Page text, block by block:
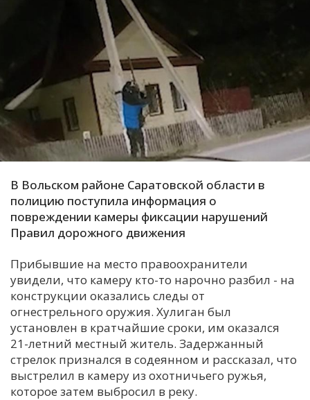
Е
И
К
М
Н
Р
С
Т
У
Х
Ч
В Вольском районе Саратовской области в
полицию поступила информация о
повреждении камеры фиксации нарушений
Правил дорожного движения
Прибывшие на место правоохранители
увидели, что камеру кто-то нарочно разбил - на
конструкции оказались следы от
огнестрельного оружия. Хулиган был
установлен в кратчайшие сроки, им оказался
21-летний местный житель. Задержанный
стрелок признался в содеянном и рассказал, что
выстрелил в камеру из охотничьего ружья,
которое затем выбросил в реку.